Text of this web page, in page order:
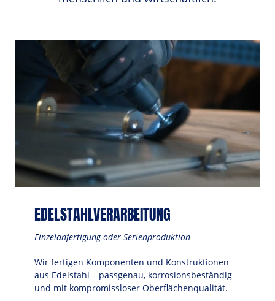
EDELSTAHLVERARBEITUNG
Einzelanfertigung oder Serienproduktion
Wir fertigen Komponenten und Konstruktionen
aus Edelstahl – passgenau, korrosionsbeständig
und mit kompromissloser Oberflächenqualität.